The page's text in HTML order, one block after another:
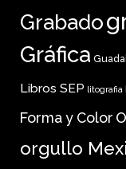
Grabado
Gráfica
Libros SEP litografia
Forma y Color
orgullo